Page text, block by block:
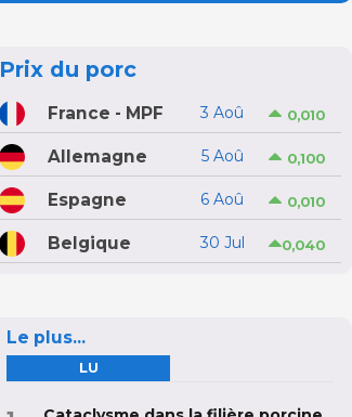
Prix du porc
France - MPF 3 Aoû 0,010
Allemagne 5 Aoû 0,100
Espagne 6 Aoû 0,010
Belgique 30 Jul 0,040
Le plus...
LU